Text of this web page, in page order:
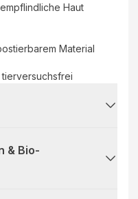
Haut
Material
& Bio-